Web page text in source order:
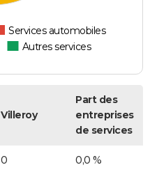
Services automobiles
Autres services
Villeroy
Part des
entreprises
de services
0 0,0 %